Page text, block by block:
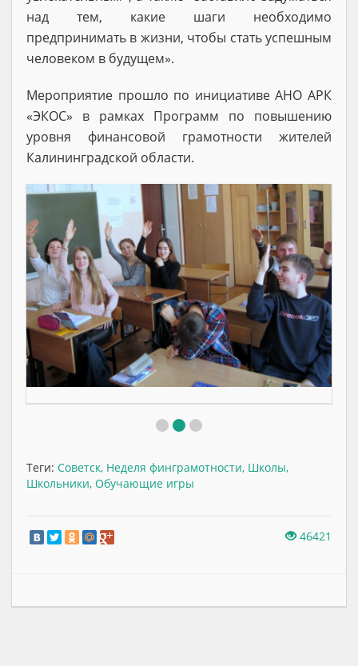
над тем, какие шаги необходимо
предпринимать в жизни, чтобы стать успешным
человеком в будущем».
Мероприятие прошло по инициативе АНО АРК
«ЭКОС» в рамках Программ по повышению
уровня финансовой грамотности жителей
Калининградской области.
Теги: Советск, Неделя финграмотности, Школы,
Школьники, Обучающие игры
46421